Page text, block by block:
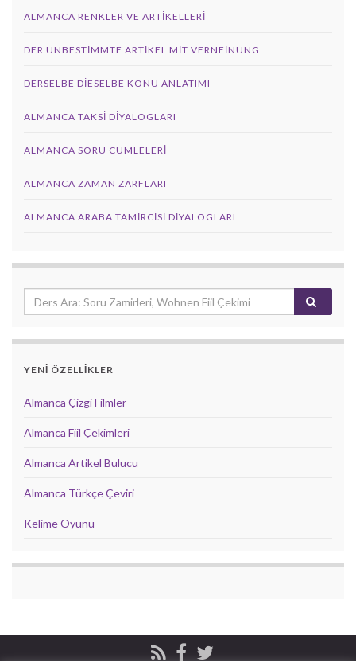
ALMANCA RENKLER VE ARTIKELLERI
DER UNBESTIMMTE ARTIKEL MIT VERNEINUNG
DERSELBE DIESELBE KONU ANLATIMI
ALMANCA TAKSI DIYALOGLARI
ALMANCA SORU CÜMLELERI
ALMANCA ZAMAN ZARFLARI
ALMANCA ARABA TAMIRCISI DIYALOGLARI
YENİ ÖZELLİKLER
Almanca Çizgi Filmler
Almanca Fiil Çekimleri
Almanca Artikel Bulucu
Almanca Türkçe Çeviri
Kelime Oyunu